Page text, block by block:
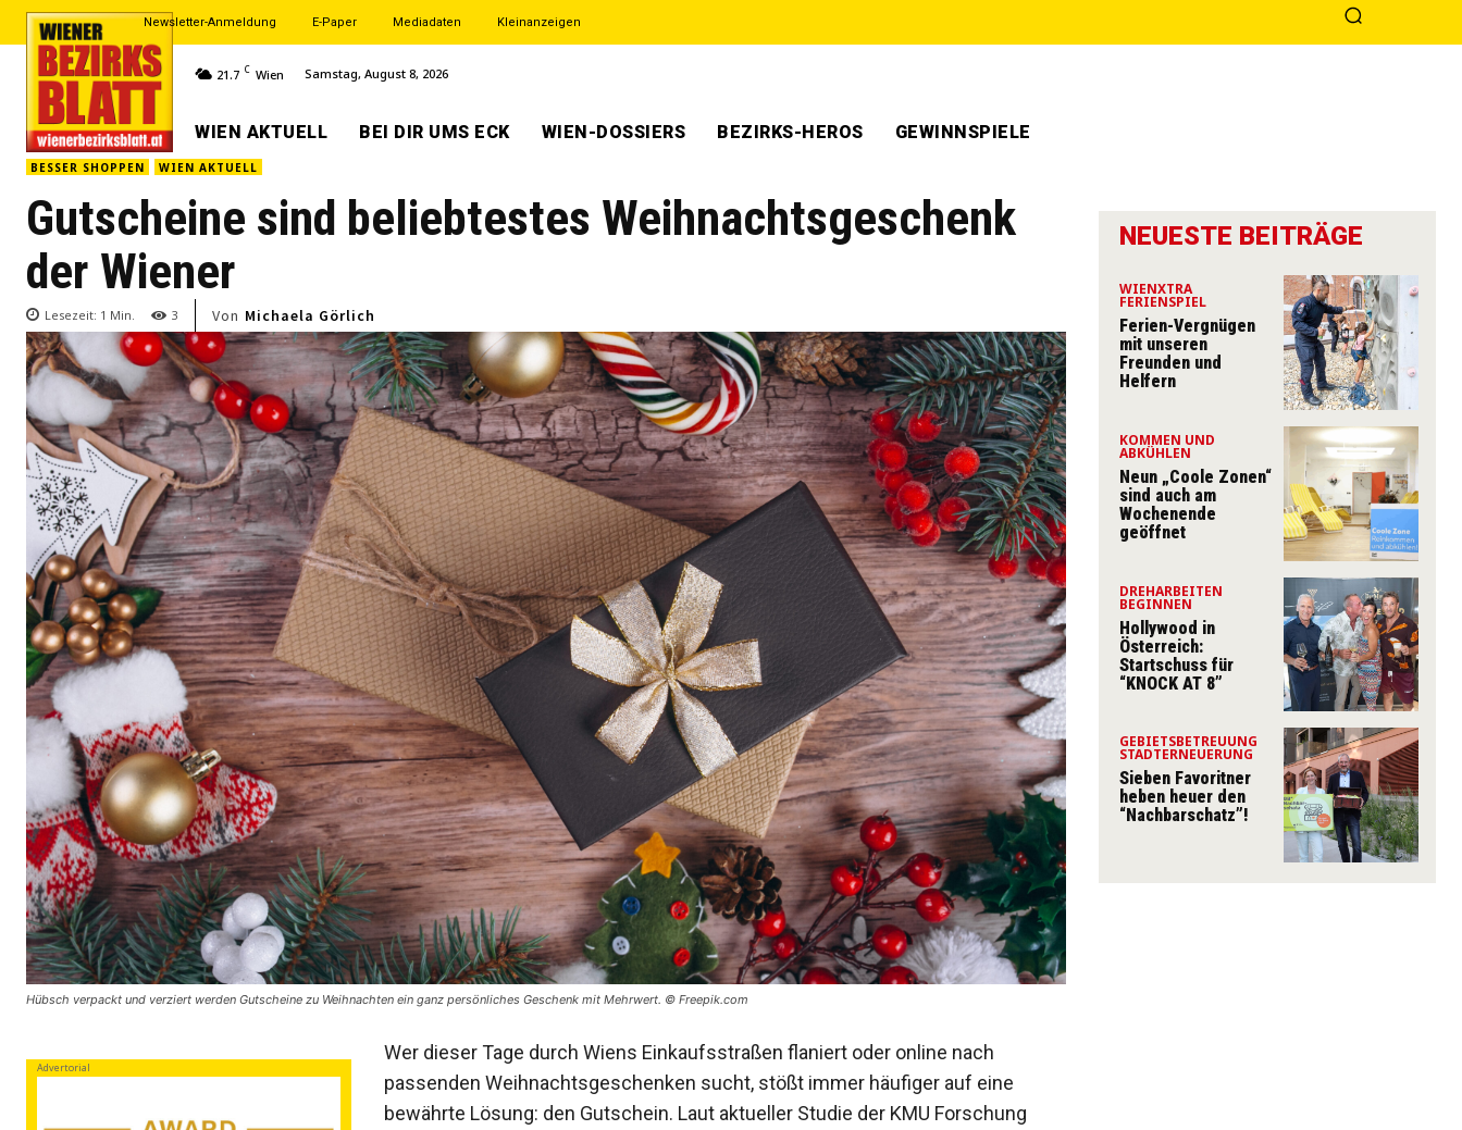
Newsletter-Anmeldung E-Paper Mediadaten Kleinanzeigen
21.7 C Wien Samstag, August 8, 2026
WIEN AKTUELL BEI DIR UMS ECK WIEN-DOSSIERS BEZIRKS-HEROS GEWINNSPIELE
BESSER SHOPPEN WIEN AKTUELL
Gutscheine sind beliebtestes Weihnachtsgeschenk
der Wiener
Lesezeit: 1 Min. 3 Von Michaela Görlich
Hübsch verpackt und verziert werden Gutscheine zu Weihnachten ein ganz persönliches Geschenk mit Mehrwert. © Freepik.com
Advertorial
Wer dieser Tage durch Wiens Einkaufsstraßen flaniert oder online nach
passenden Weihnachtsgeschenken sucht, stößt immer häufiger auf eine
bewährte Lösung: den Gutschein. Laut aktueller Studie der KMU Forschung
NEUESTE BEITRÄGE
WIENXTRA
FERIENSPIEL
Ferien-Vergnügen
mit unseren
Freunden und
Helfern
KOMMEN UND
ABKÜHLEN
Neun „Coole Zonen“
sind auch am
Wochenende
geöffnet
DREHARBEITEN
BEGINNEN
Hollywood in
Österreich:
Startschuss für
“KNOCK AT 8”
GEBIETSBETREUUNG
STADTERNEUERUNG
Sieben Favoritner
heben heuer den
“Nachbarschatz”!